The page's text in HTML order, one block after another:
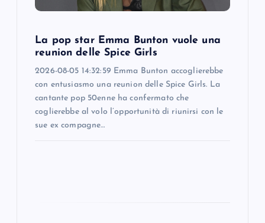
La pop star Emma Bunton vuole una
reunion delle Spice Girls
2026-08-05 14:32:59 Emma Bunton accoglierebbe
con entusiasmo una reunion delle Spice Girls. La
cantante pop 50enne ha confermato che
coglierebbe al volo l’opportunità di riunirsi con le
sue ex compagne…